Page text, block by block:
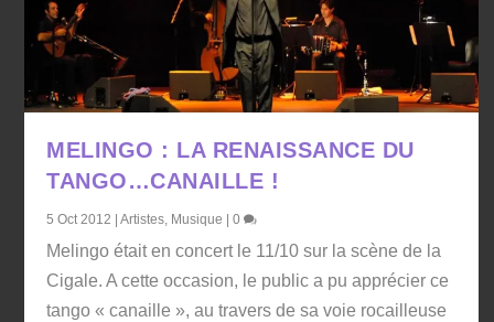
MELINGO : LA RENAISSANCE DU
TANGO…CANAILLE !
5 Oct 2012 |Artistes, Musique |0
Melingo était en concert le 11/10 sur la scène de la
Cigale. A cette occasion, le public a pu apprécier ce
tango « canaille », au travers de sa voie rocailleuse